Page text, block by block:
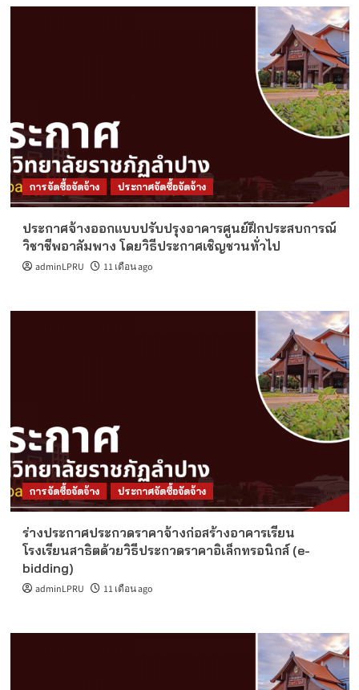
การจัดซื้อจัดจ้าง ประกาศจัดซื้อจัดจ้าง
ประกาศจ้างออกแบบปรับปรุงอาคารศูนย์ฝึกประสบการณ์
วิชาชีพอาลัมพาง โดยวิธีประกาศเชิญชวนทั่วไป
adminLPRU 11 เดือน ago
การจัดซื้อจัดจ้าง ประกาศจัดซื้อจัดจ้าง
ร่างประกาศประกวดราคาจ้างก่อสร้างอาคารเรียน
โรงเรียนสาธิตด้วยวิธีประกวดราคาอิเล็กทรอนิกส์ (e-
bidding)
adminLPRU 11 เดือน ago